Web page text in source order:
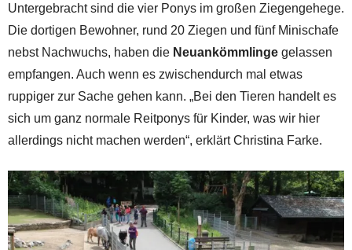
Untergebracht sind die vier Ponys im großen Ziegengehege.
Die dortigen Bewohner, rund 20 Ziegen und fünf Minischafe
nebst Nachwuchs, haben die Neuankömmlinge gelassen
empfangen. Auch wenn es zwischendurch mal etwas
ruppiger zur Sache gehen kann. „Bei den Tieren handelt es
sich um ganz normale Reitponys für Kinder, was wir hier
allerdings nicht machen werden“, erklärt Christina Farke.